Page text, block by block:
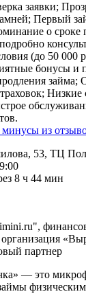
заявки;
Первый
о сроке
(до 50 000
бонусы и
займа;
из
53, ТЦ
8 ч 44 мин
партнер
— это